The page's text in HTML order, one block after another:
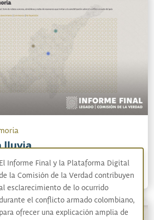
lluvia
en un poblado arhuaco, la
El Informe Final y la Plataforma Digital
la Comisión de la Verdad contribuyen
esclarecimiento de lo ocurrido
el conflicto armado colombiano,
para ofrecer una explicación amplia de